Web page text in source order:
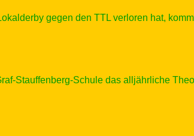
gegen den TTL verloren hat,
Stauffenberg-Schule das alljährliche